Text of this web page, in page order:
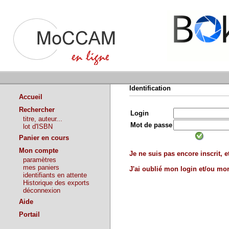
Accueil
Rechercher
titre, auteur...
lot d'ISBN
Panier en cours
Mon compte
paramètres
mes paniers
identifiants en attente
Historique des exports
déconnexion
Aide
Portail
Identification
Login
Mot de passe
Je ne suis pas encore inscrit,
J'ai oublié mon login et/ou